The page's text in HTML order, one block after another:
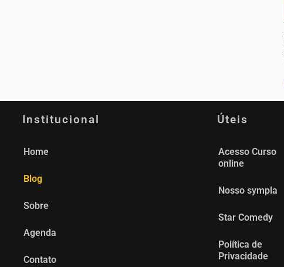
Institucional
Home
Blog
Sobre
Agenda
Contato
Úteis
Acesso Curso
online
Nosso sympla
Star Comedy
Política de
Privacidade